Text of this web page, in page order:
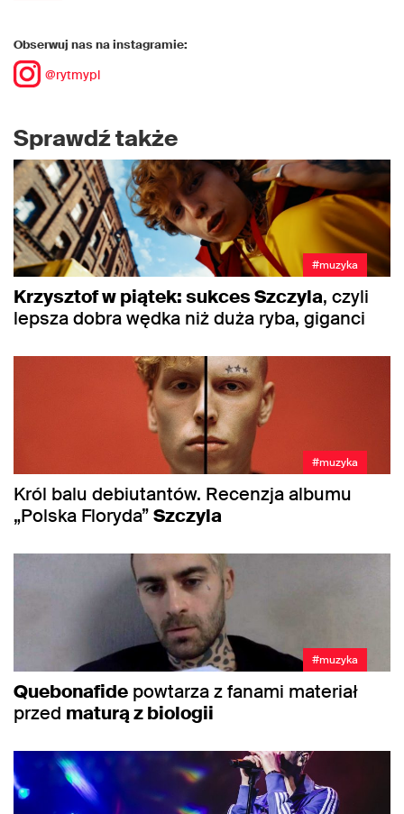
Obserwuj nas na instagramie:
@rytmypl
Sprawdź także
#muzyka
Krzysztof w piątek: sukces Szczyla, czyli
lepsza dobra wędka niż duża ryba, giganci
#muzyka
Król balu debiutantów. Recenzja albumu
„Polska Floryda”Szczyla
#muzyka
Quebonafide powtarza z fanami materiał
przed maturą z biologii